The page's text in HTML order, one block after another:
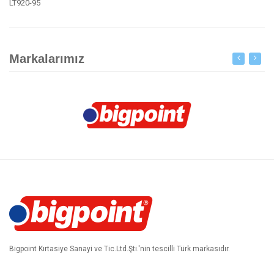
LT920-95
Markalarımız
Bigpoint Kırtasiye Sanayi ve Tic.Ltd.Şti.'nin tescilli Türk markasıdır.